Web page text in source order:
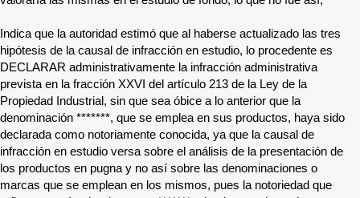
Indica que la autoridad estimó que al haberse actualizado las tres
hipótesis de la causal de infracción en estudio, lo procedente es
DECLARAR administrativamente la infracción administrativa
prevista en la fracción XXVI del artículo 213 de la Ley de la
Propiedad Industrial, sin que sea óbice a lo anterior que la
denominación *******, que se emplea en sus productos, haya sido
declarada como notoriamente conocida, ya que la causal de
infracción en estudio versa sobre el análisis de la presentación de
los productos en pugna y no así sobre las denominaciones o
marcas que se emplean en los mismos, pues la notoriedad que